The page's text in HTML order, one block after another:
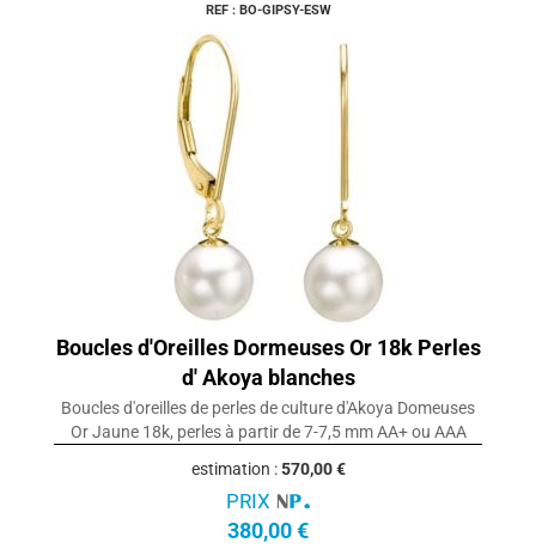
REF : BO-GIPSY-ESW
Boucles d'Oreilles Dormeuses Or 18k Perles
d' Akoya blanches
Boucles d'oreilles de perles de culture d'Akoya Domeuses
Or Jaune 18k, perles à partir de 7-7,5 mm AA+ ou AAA
estimation :570,00 €
PRIX
380,00 €